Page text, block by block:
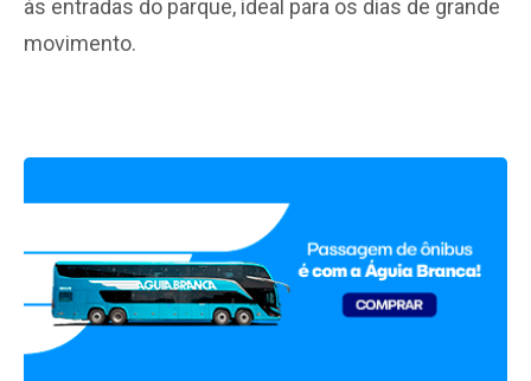
às entradas do parque, ideal para os dias de grande
movimento.